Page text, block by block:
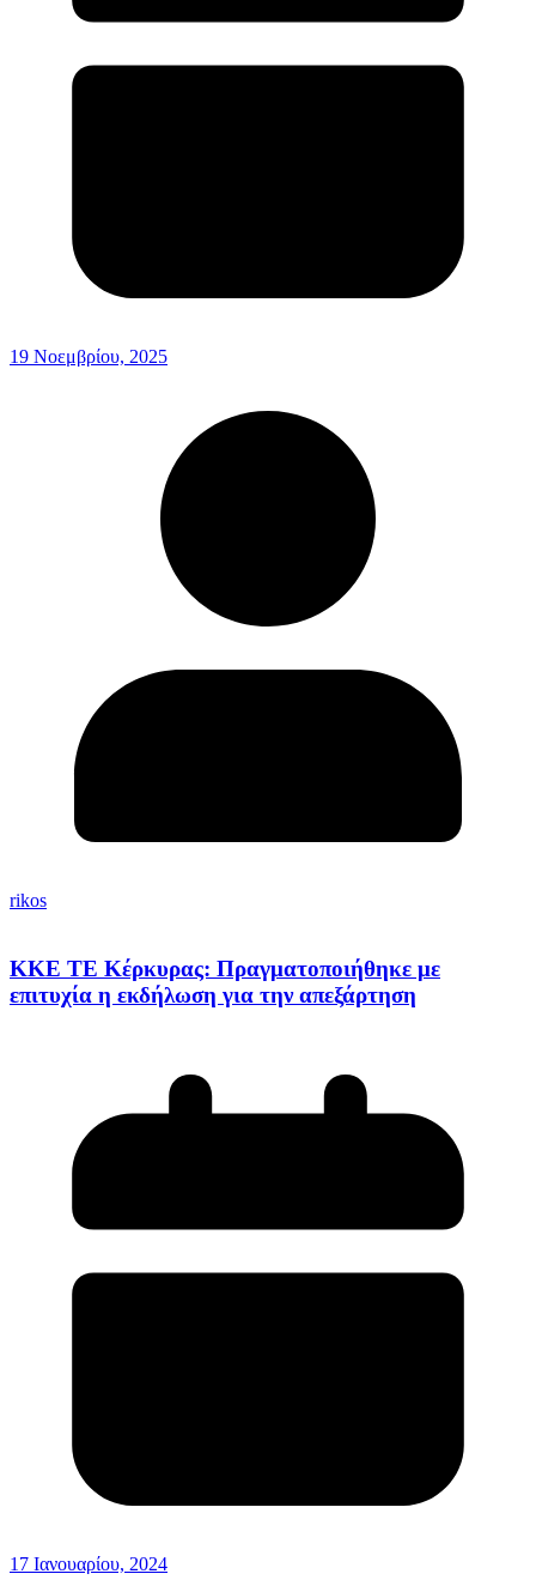
19 Νοεμβρίου, 2025
rikos
ΚΚΕ ΤΕ Κέρκυρας: Πραγματοποιήθηκε με
επιτυχία η εκδήλωση για την απεξάρτηση
17 Ιανουαρίου, 2024